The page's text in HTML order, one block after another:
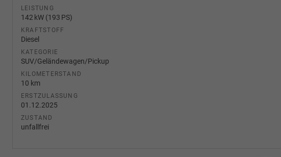
LEISTUNG
142 kW (193 PS)
KRAFTSTOFF
Diesel
KATEGORIE
SUV/Geländewagen/Pickup
KILOMETERSTAND
10 km
ERSTZULASSUNG
01.12.2025
ZUSTAND
unfallfrei